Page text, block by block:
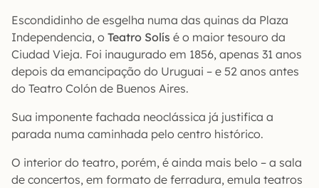
Escondidinho de esgelha numa das quinas da Plaza
Independencia, o Teatro Solís é o maior tesouro da
Ciudad Vieja. Foi inaugurado em 1856, apenas 31 anos
depois da emancipação do Uruguai – e 52 anos antes
do Teatro Colón de Buenos Aires.
Sua imponente fachada neoclássica já justifica a
parada numa caminhada pelo centro histórico.
O interior do teatro, porém, é ainda mais belo – a sala
de concertos, em formato de ferradura, emula teatros